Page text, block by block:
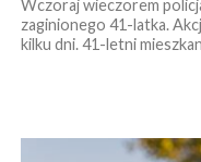
Wczoraj wieczorem
zaginionego 41-latka.
kilku dni. 41-letni